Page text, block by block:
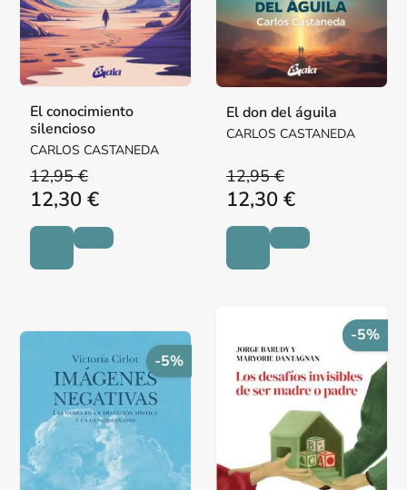
El conocimiento
silencioso
CARLOS CASTANEDA
12,95 €
12,30 €
El don del águila
CARLOS CASTANEDA
12,95 €
12,30 €
-5%
-5%